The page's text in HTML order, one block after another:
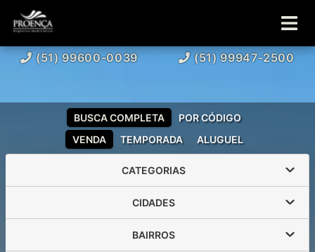
(51) 99600-0039 (51) 99947-2500
VENDA TEMPORADA ALUGUEL
BUSCA COMPLETA POR CÓDIGO
CATEGORIAS
CIDADES
BAIRROS